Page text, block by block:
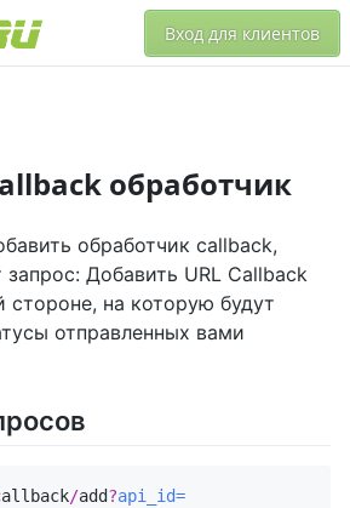
Вход для клиентов
обработчик
обработчик callback,
Добавить URL Callback
на которую будут
отправленных вами
/add?api_id=